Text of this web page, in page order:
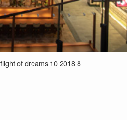
flight of dreams 10 2018 8